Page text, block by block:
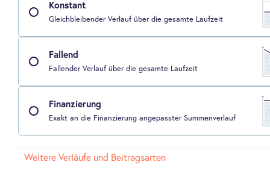
Konstant
Gleichbleibender Verlauf über die gesamte Laufzeit
Fallend
Fallender Verlauf über die gesamte Laufzeit
Finanzierung
Exakt an die Finanzierung angepasster Summenverlauf
Weitere Verläufe und Beitragsarten